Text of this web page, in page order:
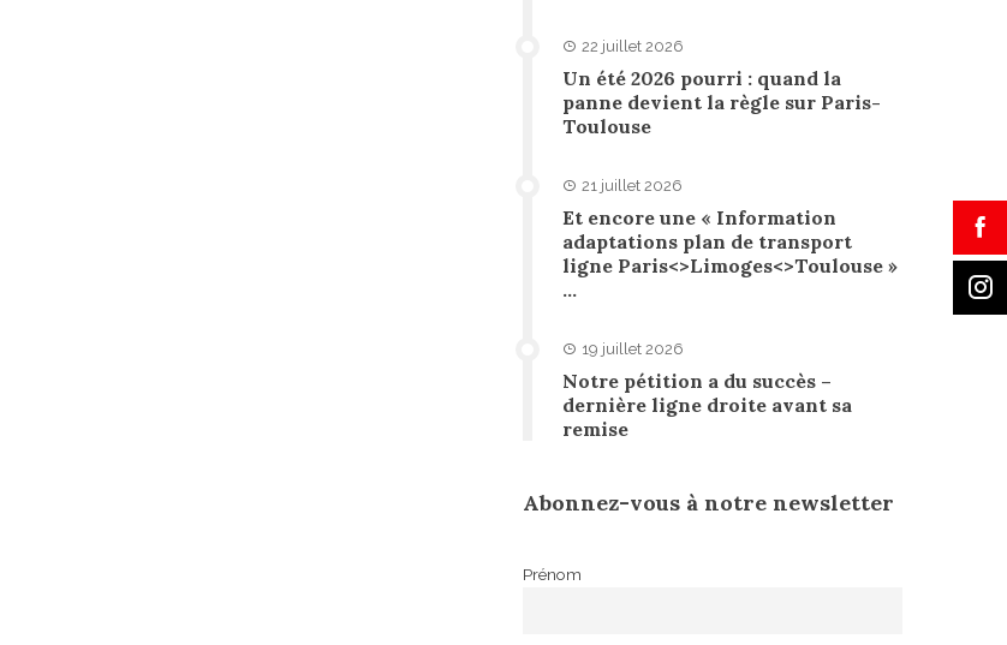
22 juillet 2026
Un été 2026 pourri : quand la
panne devient la règle sur Paris-
Toulouse
21 juillet 2026
Et encore une « Information
adaptations plan de transport
ligne Paris<>Limoges<>Toulouse »
…
19 juillet 2026
Notre pétition a du succès –
dernière ligne droite avant sa
remise
Abonnez-vous à notre newsletter
Prénom